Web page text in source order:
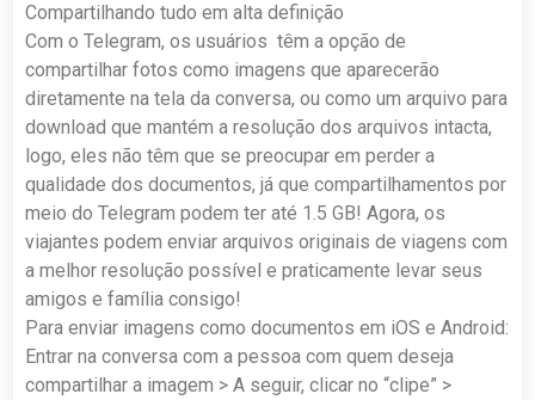
Compartilhando tudo em alta definição
Com o Telegram, os usuários têm a opção de
compartilhar fotos como imagens que aparecerão
diretamente na tela da conversa, ou como um arquivo para
download que mantém a resolução dos arquivos intacta,
logo, eles não têm que se preocupar em perder a
qualidade dos documentos, já que compartilhamentos por
meio do Telegram podem ter até 1.5 GB! Agora, os
viajantes podem enviar arquivos originais de viagens com
a melhor resolução possível e praticamente levar seus
amigos e família consigo!
Para enviar imagens como documentos em iOS e Android:
Entrar na conversa com a pessoa com quem deseja
compartilhar a imagem > A seguir, clicar no “clipe” >